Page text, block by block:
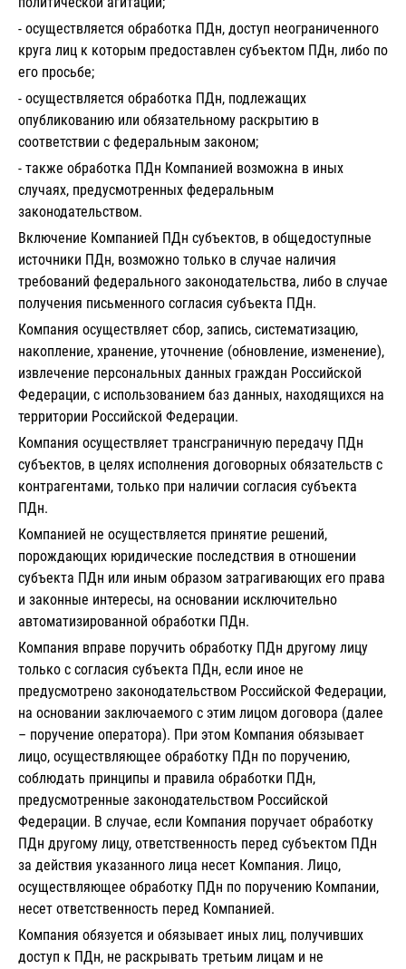
- осуществляется обработка ПДн, доступ неограниченного
круга лиц к которым предоставлен субъектом ПДн, либо по
его просьбе;
- осуществляется обработка ПДн, подлежащих
опубликованию или обязательному раскрытию в
соответствии с федеральным законом;
- также обработка ПДн Компанией возможна в иных
случаях, предусмотренных федеральным
законодательством.
Включение Компанией ПДн субъектов, в общедоступные
источники ПДн, возможно только в случае наличия
требований федерального законодательства, либо в случае
получения письменного согласия субъекта ПДн.
Компания осуществляет сбор, запись, систематизацию,
накопление, хранение, уточнение (обновление, изменение),
извлечение персональных данных граждан Российской
Федерации, с использованием баз данных, находящихся на
территории Российской Федерации.
Компания осуществляет трансграничную передачу ПДн
субъектов, в целях исполнения договорных обязательств с
контрагентами, только при наличии согласия субъекта
ПДн.
Компанией не осуществляется принятие решений,
порождающих юридические последствия в отношении
субъекта ПДн или иным образом затрагивающих его права
и законные интересы, на основании исключительно
автоматизированной обработки ПДн.
Компания вправе поручить обработку ПДн другому лицу
только с согласия субъекта ПДн, если иное не
предусмотрено законодательством Российской Федерации,
на основании заключаемого с этим лицом договора (далее
– поручение оператора). При этом Компания обязывает
лицо, осуществляющее обработку ПДн по поручению,
соблюдать принципы и правила обработки ПДн,
предусмотренные законодательством Российской
Федерации. В случае, если Компания поручает обработку
ПДн другому лицу, ответственность перед субъектом ПДн
за действия указанного лица несет Компания. Лицо,
осуществляющее обработку ПДн по поручению Компании,
несет ответственность перед Компанией.
Компания обязуется и обязывает иных лиц, получивших
доступ к ПДн, не раскрывать третьим лицам и не